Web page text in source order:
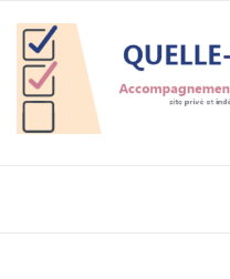
content
Home